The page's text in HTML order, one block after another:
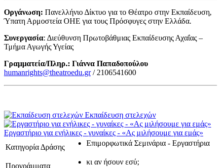
Οργάνωση: Πανελλήνιο Δίκτυο για το Θέατρο στην Εκπαίδευση,
Ύπατη Αρμοστεία ΟΗΕ για τους Πρόσφυγες στην Ελλάδα.
Συνεργασία: Διεύθυνση Πρωτοβάθμιας Εκπαίδευσης Αχαΐας –
Τμήμα Αγωγής Υγείας
Γραμματεία/Πληρ.: Γιάννα Παπαδοπούλου
humanrights@theatroedu.gr/ 2106541600
Εκπαίδευση στελεχών
Εργαστήριο για ενήλικες - γυναίκες - «Ας μιλήσουμε για εμάς»
Κατηγορία Δράσης
Επιμορφωτικά Σεμινάρια - Εργαστήρια
Προγράμματα κι αν ήσουν εσύ;